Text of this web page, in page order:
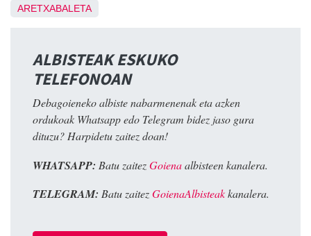
ARETXABALETA
ALBISTEAK ESKUKO
TELEFONOAN
Debagoieneko albiste nabarmenenak eta azken
ordukoak Whatsapp edo Telegram bidez jaso gura
dituzu? Harpidetu zaitez doan!
WHATSAPP: Batu zaitezGoienaalbisteen kanalera.
TELEGRAM: Batu zaitezGoienaAlbisteakkanalera.